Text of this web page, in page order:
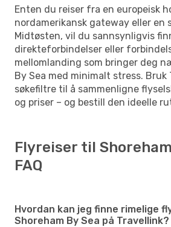
Enten du reiser fra en europeisk
nordamerikansk gateway eller en
Midtøsten, vil du sannsynligvis
direkteforbindelser eller
mellomlanding som bringer deg
By Sea med minimalt stress. Bruk
søkefiltre til å sammenligne
og priser – og bestill den ideelle
Flyreiser til
FAQ
Hvordan kan jeg finne rimelige
Shoreham By Sea på Travellink?